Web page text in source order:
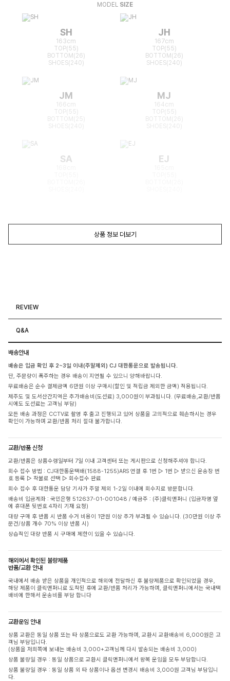
MODEL SIZE
SH
163cm
TOP(55)
BOTTOM(26)
SHOES(240)
JH
167cm
TOP(55)
BOTTOM(26)
SHOES(240)
JM
166cm
TOP(55)
BOTTOM(25)
MJ
164cm
TOP(55)
BOTTOM(26)
SA EJ
상품 정보 더보기
REVIEW
Q&A
배송안내
배송은 입금 확인 후 2~3일 이내(주말제외) CJ 대한통운으로 발송됩니다.
단, 주문량이 폭주하는 경우 배송이 지연될 수 있으니 양해바랍니다.
무료배송은 순수 결제금액 6만원 이상 구매시(할인 및 적립금 제외한 금액) 적용됩니다.
제주도 및 도서산간지역은 추가배송비(도선료) 3,000원이 부과됩니다. (무료배송,교환/반품
시에도 도선료는 고객님 부담)
모든 배송 과정은 CCTV로 촬영 후 출고 진행되고 있어 상품을 고의적으로 훼손하시는 경우
확인이 가능하며 교환/반품 처리 절대 불가합니다.
교환/반품 신청
교환/반품은 상품수령일부터 7일 이내 고객센터 또는 게시판으로 신청해주셔야 합니다.
회수 접수 방법 : CJ대한통운택배(1588-1255)ARS 연결 후 1번 ▷ 1번 ▷ 받으신 운송장 번
호 등록 ▷ 착불로 선택 ▷ 회수접수 완료
회수 접수 후 대한통운 담당 기사가 주말 제외 1-2일 이내에 회수지로 방문합니다.
배송비 입금계좌 : 국민은행 512637-01-001048 / 예금주 : (주)클릭앤퍼니 (입금자명 옆
에 휴대폰 뒷번호 4자리 기재 요청)
대량 구매 후 반품 시 반품 수거 비용이 1만원 이상 추가 부과될 수 있습니다. (30만원 이상 주
문건/상품 개수 70% 이상 반품 시)
상습적인 대량 반품 시 구매에 제한이 있을 수 있습니다.
해외에서 확인된 불량제품
반품/교환 안내
국내에서 배송 받은 상품을 개인적으로 해외에 전달하신 후 불량제품으로 확인되었을 경우,
해당 제품이 클릭앤퍼니로 도착된 후에 교환/반품 처리가 가능하며, 클릭앤퍼니에서는 국내택
배비에 한해서 운송비를 부담 합니다
교환운임 안내
상품 교환은 동일 상품 또는 타 상품으로도 교환 가능하며, 교환시 교환배송비 6,000원은 고
객님 부담입니다.
(상품을 저희쪽에 보내는 배송비 3,000+고객님께 다시 발송되는 배송비 3,000)
상품 불량일 경우 : 동일 상품으로 교환시 클릭앤퍼니에서 왕복 운임을 모두 부담합니다.
상품 불량일 경우 : 동일 상품 외 타 상품이나 옵션 변경시 배송비 3,000원 고객님 부담입니
다.